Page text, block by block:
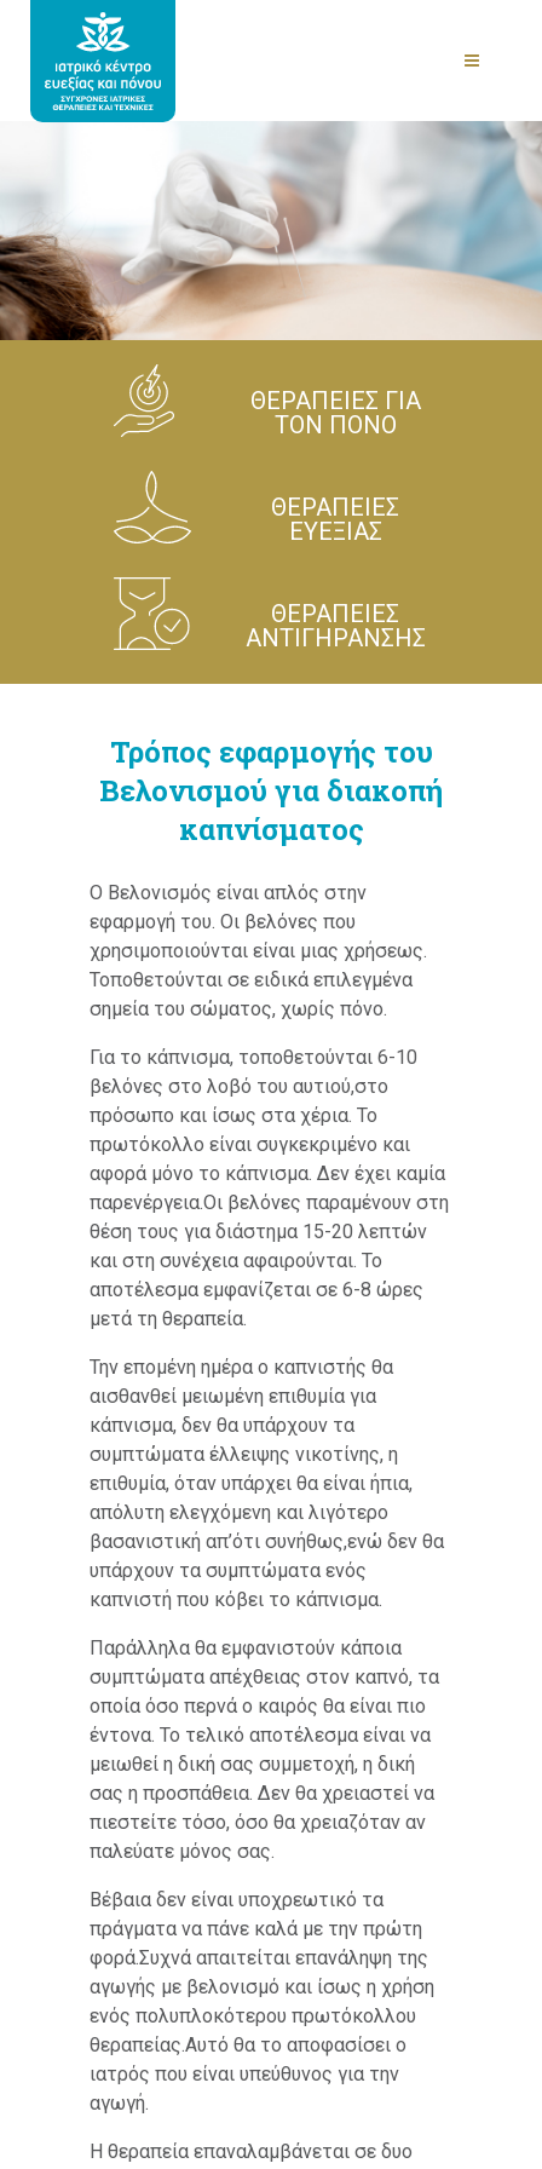
ΘΕΡΑΠΕΙΕΣ ΓΙΑ
ΤΟΝ ΠΟΝΟ
ΘΕΡΑΠΕΙΕΣ
ΕΥΕΞΙΑΣ
ΘΕΡΑΠΕΙΕΣ
ΑΝΤΙΓΗΡΑΝΣΗΣ
Τρόπος εφαρμογής του
Βελονισμού για διακοπή
καπνίσματος
Ο Βελονισμός είναι απλός στην
εφαρμογή του. Οι βελόνες που
χρησιμοποιούνται είναι μιας χρήσεως.
Τοποθετούνται σε ειδικά επιλεγμένα
σημεία του σώματος, χωρίς πόνο.
Για το κάπνισμα, τοποθετούνται 6-10
βελόνες στο λοβό του αυτιού,στο
πρόσωπο και ίσως στα χέρια. Το
πρωτόκολλο είναι συγκεκριμένο και
αφορά μόνο το κάπνισμα. Δεν έχει καμία
παρενέργεια.Οι βελόνες παραμένουν στη
θέση τους για διάστημα 15-20 λεπτών
και στη συνέχεια αφαιρούνται. Το
αποτέλεσμα εμφανίζεται σε 6-8 ώρες
μετά τη θεραπεία.
Την επομένη ημέρα ο καπνιστής θα
αισθανθεί μειωμένη επιθυμία για
κάπνισμα, δεν θα υπάρχουν τα
συμπτώματα έλλειψης νικοτίνης, η
επιθυμία, όταν υπάρχει θα είναι ήπια,
απόλυτη ελεγχόμενη και λιγότερο
βασανιστική απ’ότι συνήθως,ενώ δεν θα
υπάρχουν τα συμπτώματα ενός
καπνιστή που κόβει το κάπνισμα.
Παράλληλα θα εμφανιστούν κάποια
συμπτώματα απέχθειας στον καπνό, τα
οποία όσο περνά ο καιρός θα είναι πιο
έντονα. Το τελικό αποτέλεσμα είναι να
μειωθεί η δική σας συμμετοχή, η δική
σας η προσπάθεια. Δεν θα χρειαστεί να
πιεστείτε τόσο, όσο θα χρειαζόταν αν
παλεύατε μόνος σας.
Βέβαια δεν είναι υποχρεωτικό τα
πράγματα να πάνε καλά με την πρώτη
φορά.Συχνά απαιτείται επανάληψη της
αγωγής με βελονισμό και ίσως η χρήση
ενός πολυπλοκότερου πρωτόκολλου
θεραπείας.Αυτό θα το αποφασίσει ο
ιατρός που είναι υπεύθυνος για την
αγωγή.
Η θεραπεία επαναλαμβάνεται σε δυο